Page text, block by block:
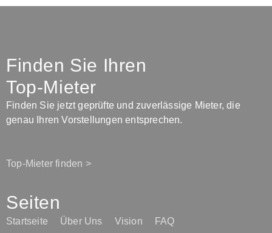
Finden Sie Ihren
Top-Mieter
Finden Sie jetzt geprüfte und zuverlässige Mieter, die
genau Ihren Vorstellungen entsprechen.
Top-Mieter finden >
Seiten
Startseite Über Uns Vision FAQ